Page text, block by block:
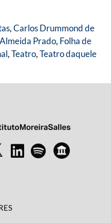
,Carlos Drummond de
Prado, Folha de
,Teatro,Teatro daquele